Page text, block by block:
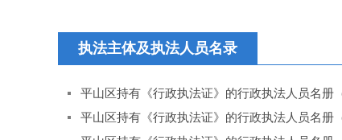
执法主体及执法人员名录
平山区持有《行政执法证》的行政执法人员名册
平山区持有《行政执法证》的行政执法人员名册